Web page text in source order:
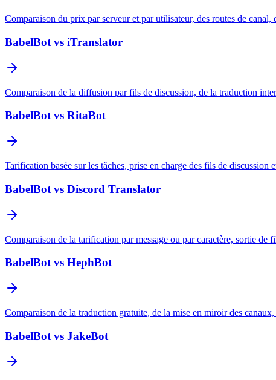
Comparaison du prix par serveur et par utilisateur, des routes de
BabelBot vs iTranslator
Comparaison de la diffusion par fils de discussion, de la traduction
BabelBot vs RitaBot
Tarification basée sur les tâches, prise en charge des fils de
BabelBot vs Discord Translator
Comparaison de la tarification par message ou par caractère, sortie
BabelBot vs HephBot
Comparaison de la traduction gratuite, de la mise en miroir des
BabelBot vs JakeBot